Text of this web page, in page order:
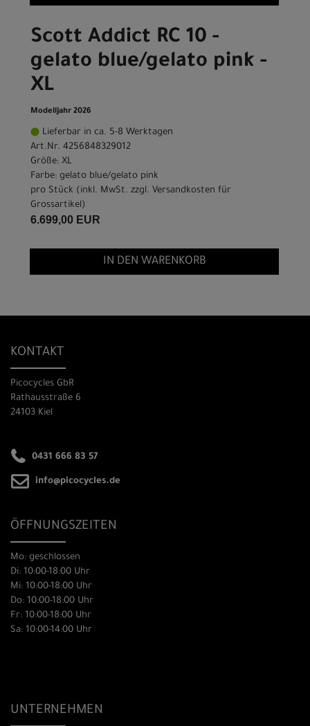
Scott Addict RC 10 -
gelato blue/gelato pink -
XL
Modelljahr 2026
Lieferbar in ca. 5-8 Werktagen
Art.Nr. 4256848329012
Größe: XL
Farbe: gelato blue/gelato pink
pro Stück (inkl. MwSt. zzgl. Versandkosten für
Grossartikel)
6.699,00 EUR
IN DEN WARENKORB
KONTAKT
Picocycles GbR
Rathausstraße 6
24103 Kiel
0431 666 83 57
info@picocycles.de
ÖFFNUNGSZEITEN
Mo: geschlossen
Di: 10:00-18:00 Uhr
Mi: 10:00-18:00 Uhr
Do: 10:00-18:00 Uhr
Fr: 10:00-18:00 Uhr
Sa: 10:00-14:00 Uhr
UNTERNEHMEN